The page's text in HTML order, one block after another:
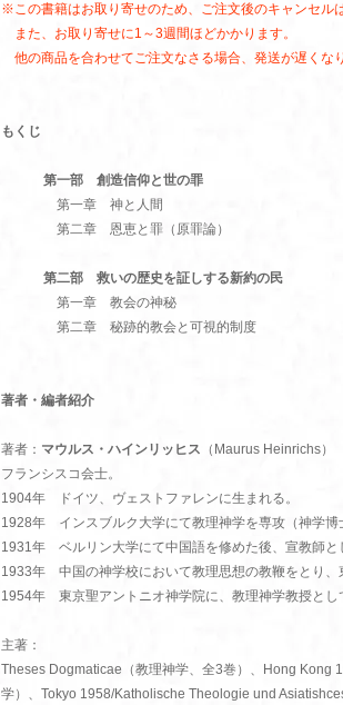
※この書籍はお取り寄せのため、ご注文後のキャンセル
また、お取り寄せに1～3週間ほどかかります。
他の商品を合わせてご注文なさる場合、発送が遅くな
もくじ
第一部 創造信仰と世の罪
第一章 神と人間
第二章 恩恵と罪（原罪論）
第二部 救いの歴史を証しする新約の民
第一章 教会の神秘
第二章 秘跡的教会と可視的制度
著者・編者紹介
著者： マウルス・ハインリッヒス （Maurus Heinrichs）
フランシスコ会士。
1904年 ドイツ、ヴェストファレンに生まれる。
1928年 インスブルク大学にて教理神学を専攻（神学博
1931年 ベルリン大学にて中国語を修めた後、宣教師と
1933年 中国の神学校において教理思想の教鞭をとり、
1954年 東京聖アントニオ神学院に、教理神学教授とし
主著：
Theses Dogmaticae（教理神学、全3巻）、Hong Kong
学）、Tokyo 1958/Katholische Theologie und